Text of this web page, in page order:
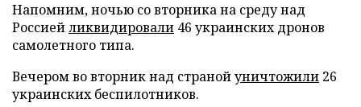
Напомним, ночью со вторника на среду над
Россиейликвидировали 46 украинских дронов
самолетного типа.
Вечером во вторник над странойуничтожили 26
украинских беспилотников.